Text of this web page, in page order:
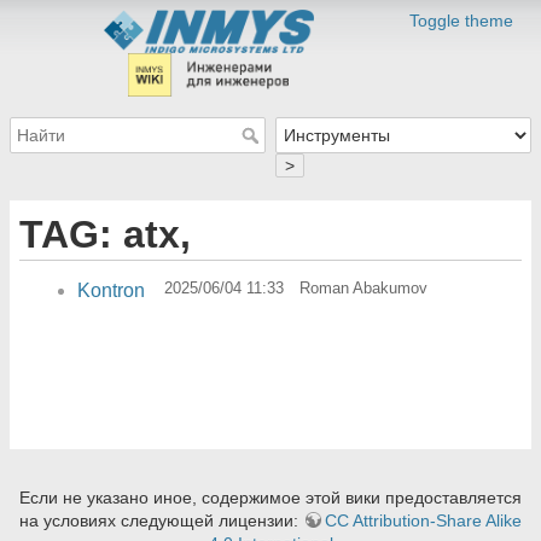
Toggle theme
>
TAG: atx,
Kontron 2025/06/04 11:33 Roman Abakumov
Если не указано иное, содержимое этой вики предоставляется
на условиях следующей лицензии:
CC Attribution-Share Alike